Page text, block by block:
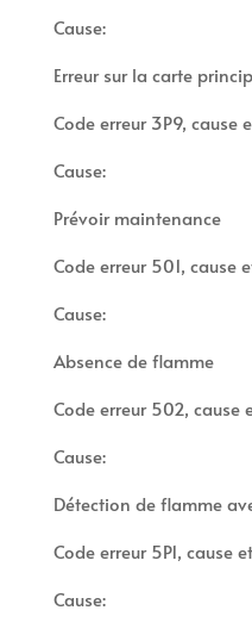
Cause:
Erreur sur la carte
Code erreur 3P9, cause
Cause:
Prévoir maintenance
Code erreur 501, cause
Cause:
Absence de flamme
Code erreur 502, cause
Cause:
Détection de flamme
Code erreur 5P1, cause
Cause: